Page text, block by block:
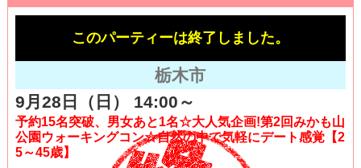
このパーティーは終了しました。
栃木市
9月28日（日） 14:00～
予約15名突破、男女あと1名☆大人気企画!第2回みかも山
公園ウォーキングコン☆自然の中で気軽にデート感覚【2
5～45歳】